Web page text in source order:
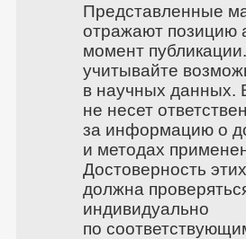
Представленные
отражают позицию
момент
учитывайте
в научных данных.
не несет
за информацию о
и методах
Достоверность
должна
индивидуально
по